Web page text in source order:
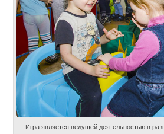
Игра является ведущей деятельностью в